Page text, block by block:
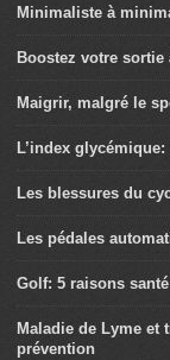
Minimaliste à
Boostez votre sortie
Maigrir, malgré le
L’index
Les blessures du
Les pédales
Golf: 5 raisons
Maladie de Lyme et
prévention